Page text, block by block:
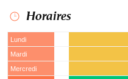
Horaires
Lundi
Mardi
Mercredi